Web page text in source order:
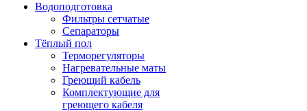
Водоподготовка
Фильтры сетчатые
Сепараторы
Тёплый пол
Терморегуляторы
Нагревательные маты
Греющий кабель
Комплектующие для
греющего кабеля